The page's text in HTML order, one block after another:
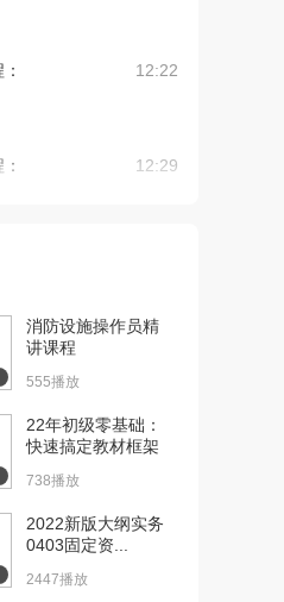
12:22
12:29
：3.路径
：3.路径
12:14
：3.路径
消防设施操作员精
讲课程
555播放
22年初级零基础：
快速搞定教材框架
738播放
2022新版大纲实务
0403固定资...
2447播放